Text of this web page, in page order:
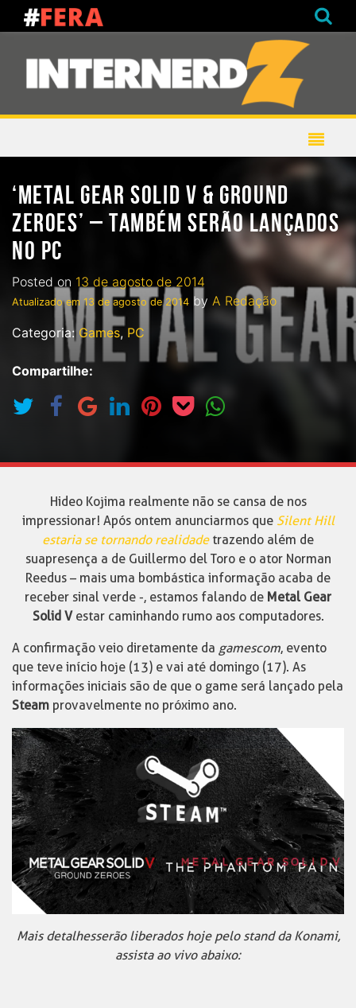
‘METAL GEAR SOLID V & GROUND
ZEROES’ – TAMBÉM SERÃO LANÇADOS
NO PC
Posted on 13 de agosto de 2014
Atualizado em 13 de agosto de 2014 by A Redação
Categoria: Games, PC
Compartilhe:
Hideo Kojima realmente não se cansa de nos
impressionar! Após ontem anunciarmos que Silent Hill
estaria se tornando realidadetrazendo além de
sua presença a de Guillermo del Toro e o ator Norman
Reedus – mais uma bombástica informação acaba de
receber sinal verde -, estamos falando de Metal Gear
Solid Vestar caminhando rumo aos computadores.
A confirmação veio diretamente da gamescom, evento
que teve início hoje (13) e vai até domingo (17). As
informações iniciais são de que o game será lançado pela
Steam provavelmente no próximo ano.
Mais detalhes serão liberados hoje pelo stand da Konami,
assista ao vivo abaixo: